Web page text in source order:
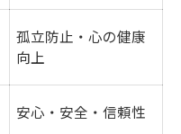
孤立防止・心の健康
向上
安心・安全・信頼性